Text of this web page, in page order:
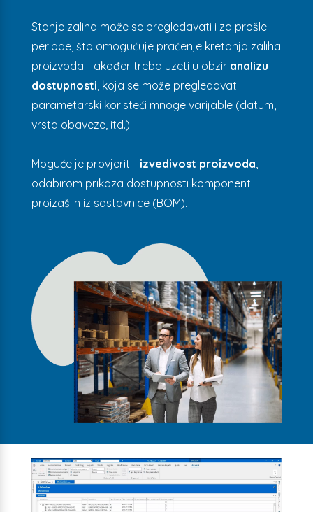
Stanje zaliha može se pregledavati i za prošle
periode, što omogućuje praćenje kretanja zaliha
proizvoda. Također treba uzeti u obzir analizu
dostupnosti, koja se može pregledavati
parametarski koristeći mnoge varijable (datum,
vrsta obaveze, itd.).
Moguće je provjeriti i izvedivost proizvoda,
odabirom prikaza dostupnosti komponenti
proizašlih iz sastavnice (BOM).